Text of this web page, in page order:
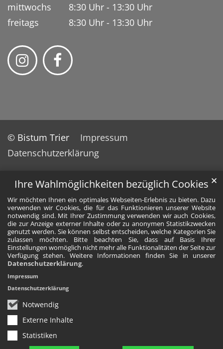
Ihre Wahlmöglichkeiten bezüglich Cookies
Wir möchten Ihnen ein optimales Webseiten-Erlebnis zu bieten. Dazu
verwenden wir Cookies, die für das Funktionieren unserer Website
notwendig sind. Mit Ihrer Zustimmung verwenden wir auch Cookies,
die zur Anzeige externer Inhalte oder zu anonymen Statistikzwecken
genutzt werden. Sie können selbst entscheiden, welche Kategorien Sie
zulassen möchten. Bitte beachten Sie, dass auf Basis Ihrer
Einstellungen womöglich nicht mehr alle Funktionalitäten der Seite zur
Verfügung stehen. Weitere Informationen finden Sie in unserer
Datenschutzerklärung.
Notwendig
Externe Inhalte
Statistiken
✕
Impressum
Datenschutzerklärung
mittwochs 8:30 Uhr - 13:30 Uhr
freitags 8:30 Uhr - 13:30 Uhr
© Bistum Trier
Impressum
Datenschutzerklärung